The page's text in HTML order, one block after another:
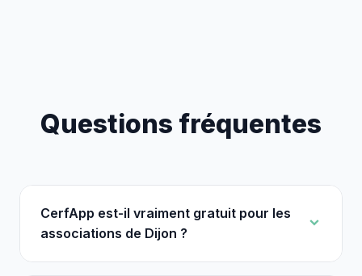
Questions fréquentes
CerfApp est-il vraiment gratuit pour les
associations de Dijon ?